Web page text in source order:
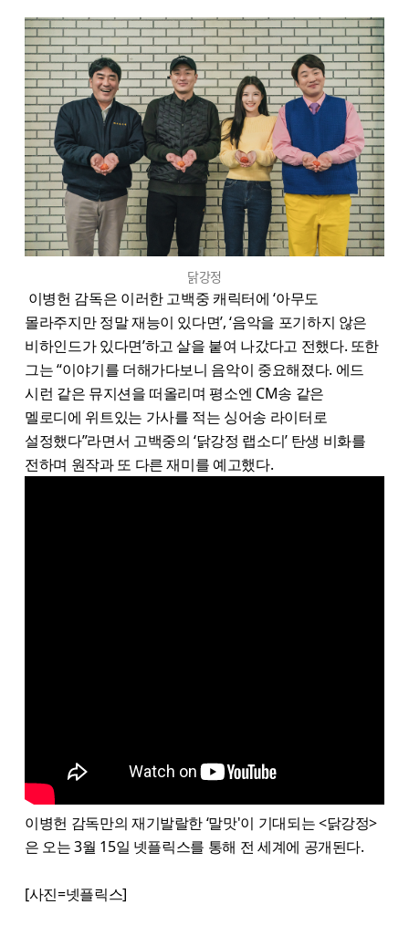
닭강정
이병헌 감독은 이러한 고백중 캐릭터에 ‘아무도
몰라주지만 정말 재능이 있다면’, ‘음악을 포기하지 않은
비하인드가 있다면’하고 살을 붙여 나갔다고 전했다. 또한
그는 “이야기를 더해가다보니 음악이 중요해졌다. 에드
시런 같은 뮤지션을 떠올리며 평소엔 CM송 같은
멜로디에 위트있는 가사를 적는 싱어송 라이터로
설정했다”라면서 고백중의 ‘닭강정 랩소디’ 탄생 비화를
전하며 원작과 또 다른 재미를 예고했다.
이병헌 감독만의 재기발랄한 ‘말맛'이 기대되는 <닭강정>
은 오는 3월 15일 넷플릭스를 통해 전 세계에 공개된다.
[사진=넷플릭스]